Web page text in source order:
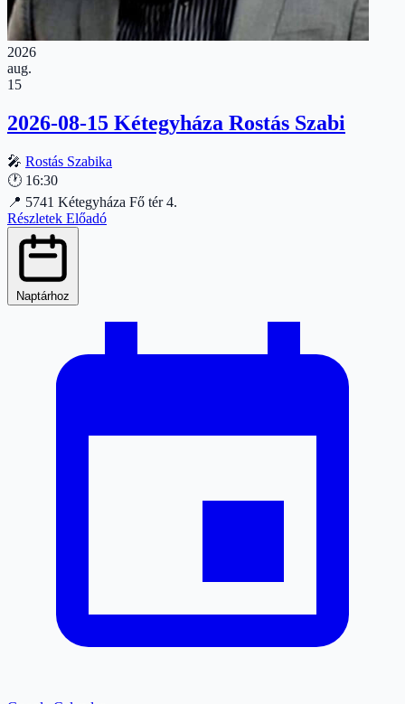
2026
aug.
15
2026-08-15 Kétegyháza Rostás Szabi
🎤 Rostás Szabika
🕐 16:30
📍 5741 Kétegyháza Fő tér 4.
Részletek Előadó
Naptárhoz